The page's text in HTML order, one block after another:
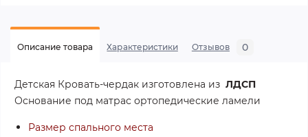
Описание товара Характеристики Отзывов 0
Детская Кровать-чердак изготовлена из ЛДСП
Основание под матрас ортопедические ламели
Размер спального места